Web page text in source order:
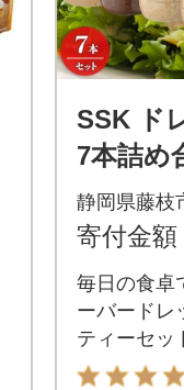
SSK ド
7本詰め
静岡県藤枝
寄付金額
毎日の食卓
ーバードレ
ティーセッ